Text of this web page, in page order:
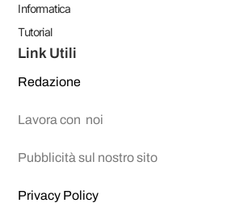
Informatica
Tutorial
Link Utili
Redazione
Lavora con noi
Pubblicità sul nostro sito
Privacy Policy